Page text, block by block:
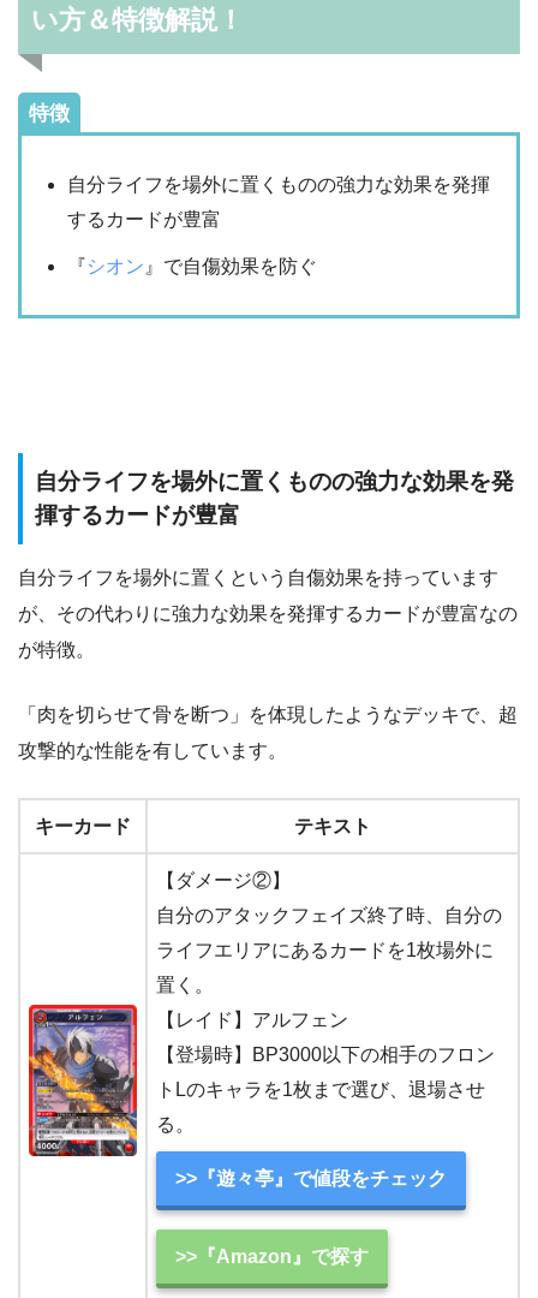
い方＆特徴解説！
特徴
自分ライフを場外に置くものの強力な効果を発揮
するカードが豊富
『シオン 』で自傷効果を防ぐ
自分ライフを場外に置くものの強力な効果を発
揮するカードが豊富
自分ライフを場外に置くという自傷効果を持っています
が、その代わりに強力な効果を発揮するカードが豊富なの
が特徴。
「肉を切らせて骨を断つ」を体現したようなデッキで、超
攻撃的な性能を有しています。
キーカード テキスト
【ダメージ②】
自分のアタックフェイズ終了時、自分の
ライフエリアにあるカードを1枚場外に
置く。
【レイド】アルフェン
【登場時】BP3000以下の相手のフロン
トLのキャラを1枚まで選び、退場させ
る。
>>『遊々亭』で値段をチェック
>>『Amazon』で探す